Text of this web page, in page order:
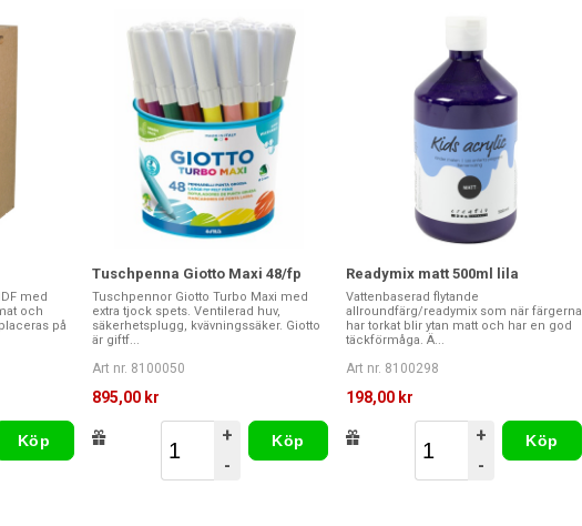
med
och
på
Köp
Tuschpenna Giotto Maxi 48/fp
Tuschpennor Giotto Turbo Maxi med
extra tjock spets. Ventilerad huv,
säkerhetsplugg, kvävningssäker. Giotto
är giftf...
Art nr. 8100050
895,00 kr
+
-
Köp
Readymix matt 500ml lila
Vattenbaserad flytande
allroundfärg/readymix som när färgerna
har torkat blir ytan matt och har en god
täckförmåga. Ä...
Art nr. 8100298
198,00 kr
+
-
Köp